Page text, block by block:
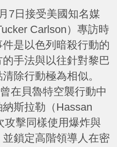
7日接受美國知名媒
Carlson）專訪時
是以色列暗殺行動的
手法與以往針對黎巴
除行動極為相似。
在貝魯特空襲行動中
斯拉勒（Hassan
攻擊同樣使用爆炸與
鎖定高階領導人在密